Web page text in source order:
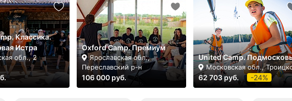
Классика.
Истра
обл., 2
Oxford Camp. Премиум
Ярославская обл.,
Переславский р-н
106 000 руб.
United Camp.
Московская обл.,
62 703 руб. -24%